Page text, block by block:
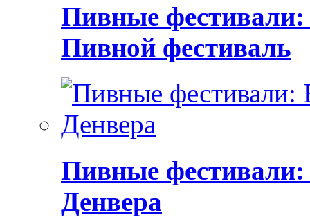
Пивные
Пивной фестиваль
Пивные фестивали:
Денвера